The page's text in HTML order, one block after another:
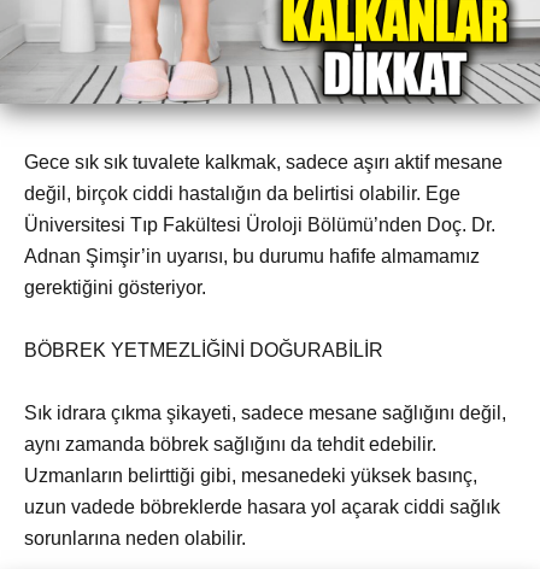
Gece sık sık tuvalete kalkmak, sadece aşırı aktif mesane
değil, birçok ciddi hastalığın da belirtisi olabilir. Ege
Üniversitesi Tıp Fakültesi Üroloji Bölümü’nden Doç. Dr.
Adnan Şimşir’in uyarısı, bu durumu hafife almamamız
gerektiğini gösteriyor.
BÖBREK YETMEZLİĞİNİ DOĞURABİLİR
Sık idrara çıkma şikayeti, sadece mesane sağlığını değil,
aynı zamanda böbrek sağlığını da tehdit edebilir.
Uzmanların belirttiği gibi, mesanedeki yüksek basınç,
uzun vadede böbreklerde hasara yol açarak ciddi sağlık
sorunlarına neden olabilir.